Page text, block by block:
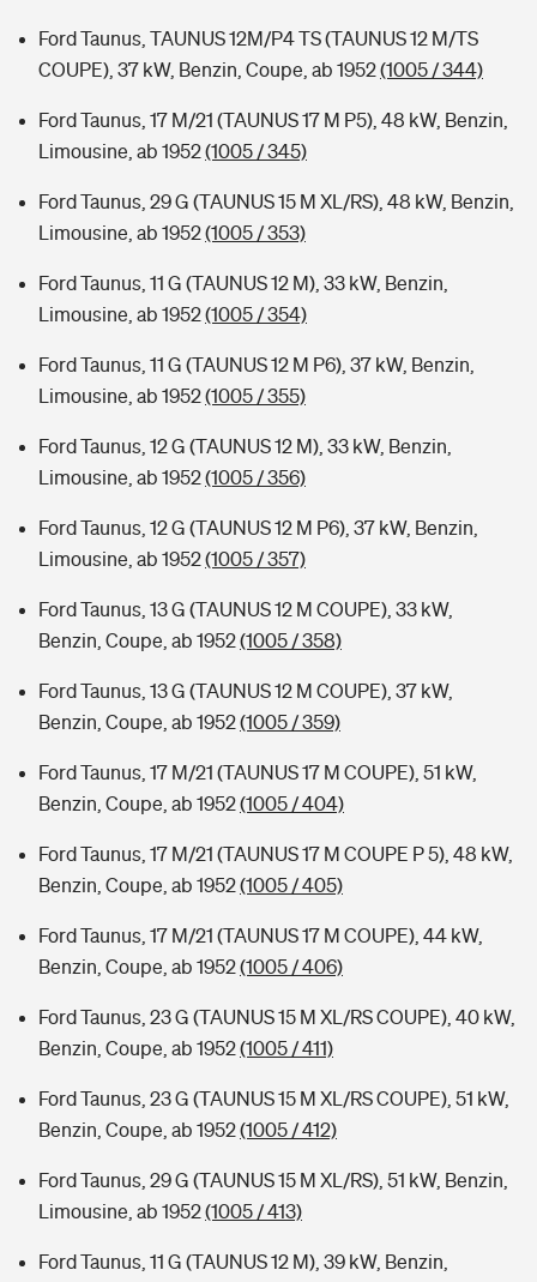
Ford Taunus, TAUNUS 12M/P4 TS (TAUNUS 12 M/TS
COUPE), 37 kW, Benzin, Coupe, ab 1952(1005 / 344)
Ford Taunus, 17 M/21 (TAUNUS 17 M P5), 48 kW, Benzin,
Limousine, ab 1952(1005 / 345)
Ford Taunus, 29 G (TAUNUS 15 M XL/RS), 48 kW, Benzin,
Limousine, ab 1952(1005 / 353)
Ford Taunus, 11 G (TAUNUS 12 M), 33 kW, Benzin,
Limousine, ab 1952(1005 / 354)
Ford Taunus, 11 G (TAUNUS 12 M P6), 37 kW, Benzin,
Limousine, ab 1952(1005 / 355)
Ford Taunus, 12 G (TAUNUS 12 M), 33 kW, Benzin,
Limousine, ab 1952(1005 / 356)
Ford Taunus, 12 G (TAUNUS 12 M P6), 37 kW, Benzin,
Limousine, ab 1952(1005 / 357)
Ford Taunus, 13 G (TAUNUS 12 M COUPE), 33 kW,
Benzin, Coupe, ab 1952(1005 / 358)
Ford Taunus, 13 G (TAUNUS 12 M COUPE), 37 kW,
Benzin, Coupe, ab 1952(1005 / 359)
Ford Taunus, 17 M/21 (TAUNUS 17 M COUPE), 51 kW,
Benzin, Coupe, ab 1952(1005 / 404)
Ford Taunus, 17 M/21 (TAUNUS 17 M COUPE P 5), 48 kW,
Benzin, Coupe, ab 1952(1005 / 405)
Ford Taunus, 17 M/21 (TAUNUS 17 M COUPE), 44 kW,
Benzin, Coupe, ab 1952(1005 / 406)
Ford Taunus, 23 G (TAUNUS 15 M XL/RS COUPE), 40 kW,
Benzin, Coupe, ab 1952(1005 / 411)
Ford Taunus, 23 G (TAUNUS 15 M XL/RS COUPE), 51 kW,
Benzin, Coupe, ab 1952(1005 / 412)
Ford Taunus, 29 G (TAUNUS 15 M XL/RS), 51 kW, Benzin,
Limousine, ab 1952(1005 / 413)
Ford Taunus, 11 G (TAUNUS 12 M), 39 kW, Benzin,